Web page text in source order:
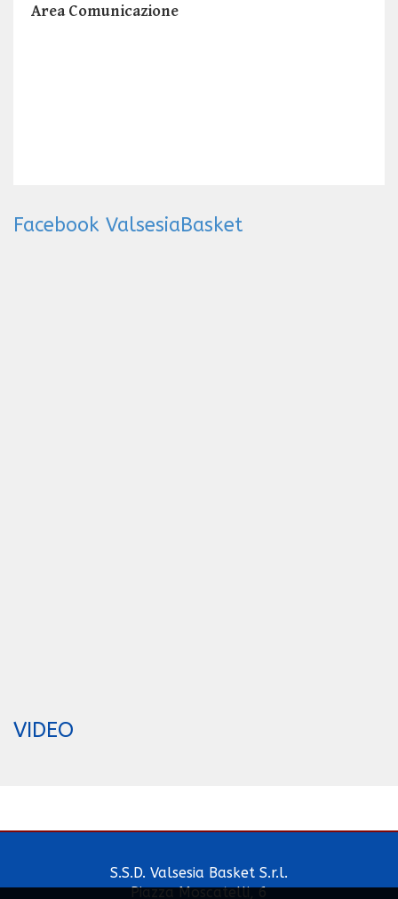
Area Comunicazione
Facebook ValsesiaBasket
VIDEO
S.S.D. Valsesia Basket S.r.l.
Piazza Moscatelli, 6